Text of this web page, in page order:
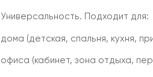
Универсальность. Подходит для:
дома (детская, спальня, кухня,
офиса (кабинет, зона отдыха,